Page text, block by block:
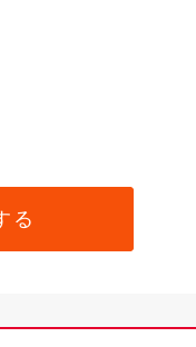
る